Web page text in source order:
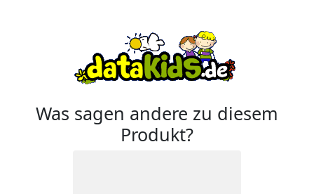
Was sagen andere zu diesem
Produkt?